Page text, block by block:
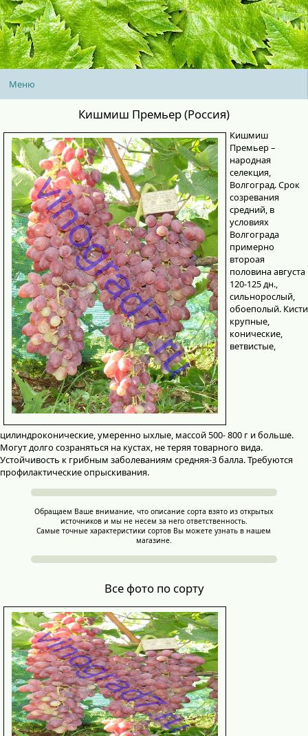
Меню
Кишмиш Премьер (Россия)
Кишмиш
Премьер –
народная
селекция,
Волгоград. Срок
созревания
средний, в
условиях
Волгограда
примерно
второая
половина августа
120-125 дн.,
сильнорослый,
обоеполый. Кисти
крупные,
конические,
ветвистые,
цилиндроконические, умеренно ыхлые, массой 500- 800 г и больше.
Могут долго созраняться на кустах, не теряя товарного вида.
Устойчивость к грибным заболеваниям средняя-3 балла. Требуются
профилактические опрыскивания.
Обращаем Ваше внимание, что описание сорта взято из открытых
источников и мы не несем за него ответственность.
Самые точные характеристики сортов Вы можете узнать в нашем
магазине.
Все фото по сорту